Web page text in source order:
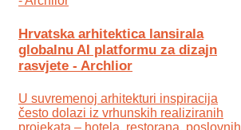
Hrvatska arhitektica lansirala
globalnu AI platformu za dizajn
rasvjete - Archlior
U suvremenoj arhitekturi inspiracija
često dolazi iz vrhunskih realiziranih